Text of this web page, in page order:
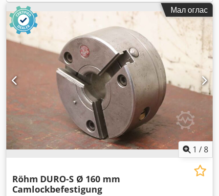
Мал оглас
1 /8
Röhm DURO-S Ø 160 mm
Camlockbefestigung